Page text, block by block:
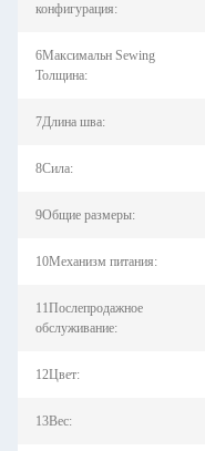
конфигурация:
6Максимальн Sewing
Толщина:
7Длина шва:
8Сила:
9Общие размеры:
10Механизм питания:
11Послепродажное
обслуживание:
12Цвет:
13Вес: